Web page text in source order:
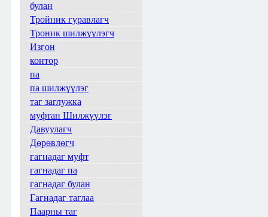
булан
Тройник гуравлагч
Троник шилжүүлэгч
Изгон
контор
па
па шилжүүлэг
таг заглужка
муфтан Шилжүүлэг
Давуулагч
Дөрөвлөгч
гагнадаг муфт
гагнадаг па
гагнадаг булан
Гагнадаг таглаа
Паарны таг